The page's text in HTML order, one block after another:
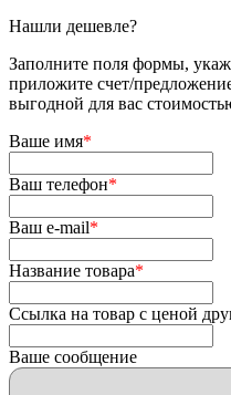
Нашли дешевле?
Заполните поля формы,
приложите счет/
выгодной для вас
Ваше имя*
Ваш телефон*
Ваш e-mail*
Название товара*
Ссылка на товар с ценой
Ваше сообщение